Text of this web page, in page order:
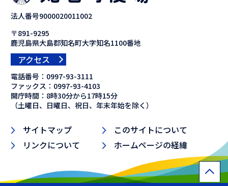
法人番号9000020011002
〒891-9295
鹿児島県大島郡知名町大字知名1100番地
アクセス
電話番号： 0997-93-3111
ファックス： 0997-93-4103
開庁時間：8時30分から17時15分
（土曜日、日曜日、祝日、年末年始を除く）
サイトマップ
このサイトについて
リンクについて
ホームページの経緯